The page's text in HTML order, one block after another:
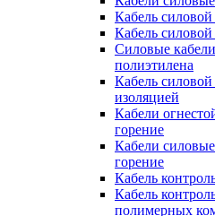
Кабель
Кабель
Силовые
полиэтилена
Кабель
изоляцией
Кабели
горение
Кабели
горение
Кабель
Кабель
полимерных